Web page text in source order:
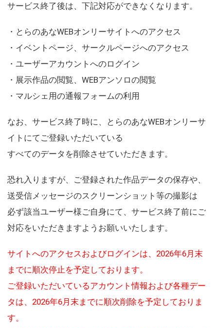
サービス終了後は、下記対応ができなくなります。
・とらのあなWEBオンリーサイトへのアクセス
・イベントページ、サークルページへのアクセス
・ユーザーアカウントへのログイン
・展示作品の閲覧、WEBアンソロの閲覧
・マルシェ用の通報フォームの利用
なお、サービス終了時に、とらのあなWEBオンリーサ
イトにてご登録いただいている
すべてのデータを削除させていただきます。
恐れ入りますが、ご登録された作品データの保存や、
送受信メッセージのスクリーンショット等の撮影は
必ず該当ユーザー様ご自身にて、サービス終了前にご
対応をいただきますようお願いいたします。
サイトへのアクセスおよびログインは、2026年6月末
までに順次停止を予定しております。
ご登録いただいているアカウント情報および各種デー
タは、2026年6月末までに順次削除を予定しておりま
す。